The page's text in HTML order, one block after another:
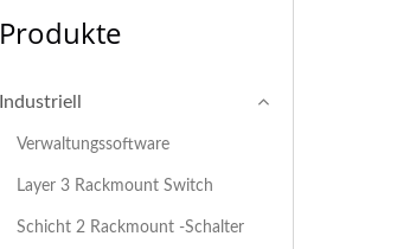
Produkte
Industriell
Verwaltungssoftware
Layer 3 Rackmount Switch
Schicht 2 Rackmount -Schalter